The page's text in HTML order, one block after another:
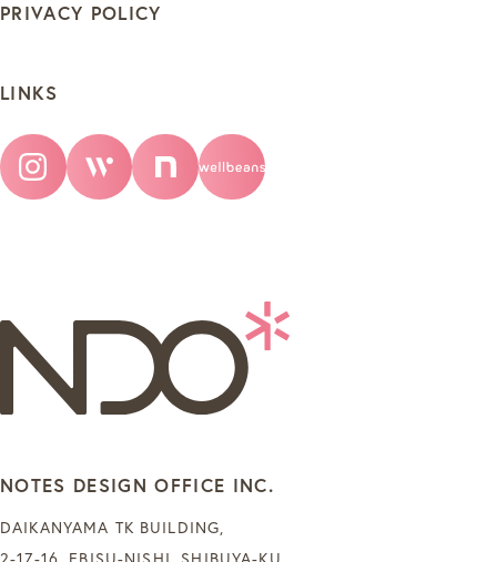
PRIVACY POLICY
LINKS
NOTES DESIGN OFFICE INC.
DAIKANYAMA TK BUILDING,